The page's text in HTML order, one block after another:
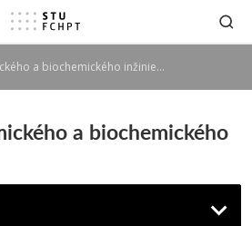
a biochemického inžinierstva
a biochemického